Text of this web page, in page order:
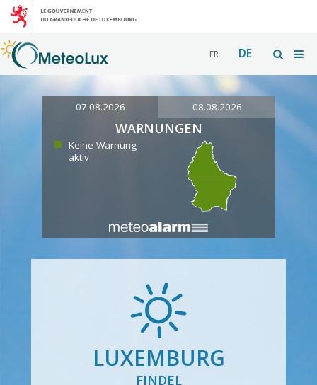
FR DE
07.08.2026 08.08.2026
WARNUNGEN
Keine Warnung
aktiv
LUXEMBURG
FINDEL